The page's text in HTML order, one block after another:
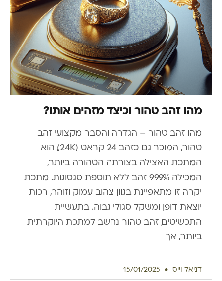
מהו זהב טהור וכיצד מזהים אותו?
מהו זהב טהור – הגדרה והסבר מקצועי זהב
טהור, המוכר גם כזהב 24 קראט (24K), הוא
המתכת האצילה בצורתה הטהורה ביותר,
המכילה 99.9% זהב ללא תוספת סגסוגות. מתכת
יקרה זו מתאפיינת בגוון צהוב עמוק וזוהר, רכות
יוצאת דופן ומשקל סגולי גבוה. בתעשיית
התכשיטים, זהב טהור נחשב למתכת היוקרתית
ביותר, אך
דניאל וייס